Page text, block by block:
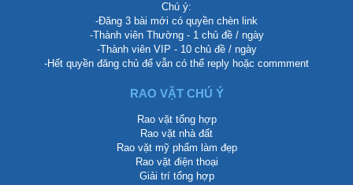
Chú ý:
-Đăng 3 bài mới có quyền chèn link
-Thành viên Thường - 1 chủ đề / ngày
-Thành viên VIP - 10 chủ đề / ngày
-Hết quyền đăng chủ để vẫn có thể reply hoặc commment
RAO VẶT CHÚ Ý
Rao vặt tổng hợp
Rao vặt nhà đất
Rao vặt mỹ phẩm làm đẹp
Rao vặt điện thoại
Giải trí tổng hợp